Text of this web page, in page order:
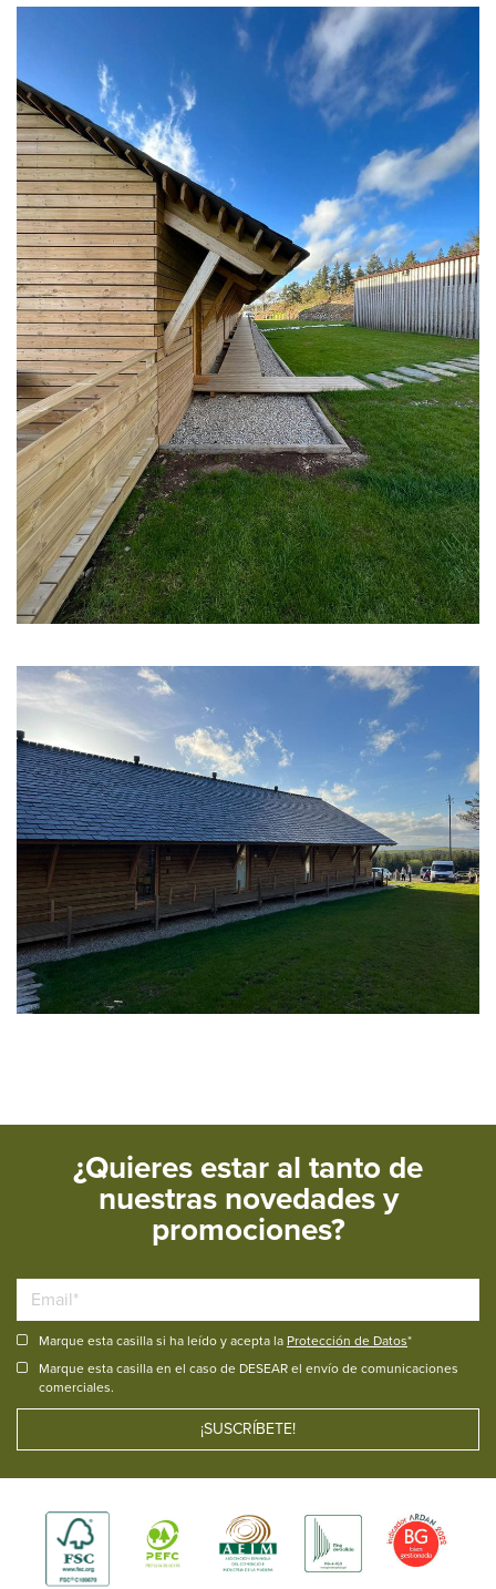
¿Quieres estar al tanto de
nuestras novedades y
promociones?
Marque esta casilla si ha leído y acepta la Protección de Datos*
Marque esta casilla en el caso de DESEAR el envío de comunicaciones
comerciales.